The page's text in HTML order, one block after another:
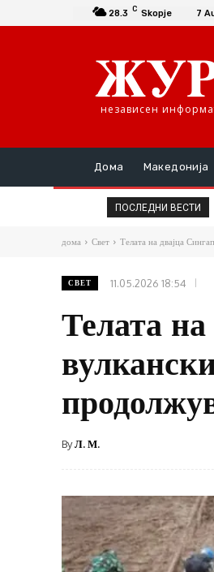
28.3 C Skopje 7
независен
Дома Македонија
ПОСЛЕДНИ ВЕСТИ
дома Свет Телата на двајца
СВЕТ 11.05.2026 18:54
Телата
ByЛ. М.